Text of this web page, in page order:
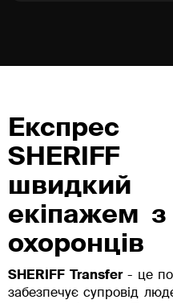
швидкий
екіпажем з
охоронців
SHERIFF Transfer- це
забезпечує супровід